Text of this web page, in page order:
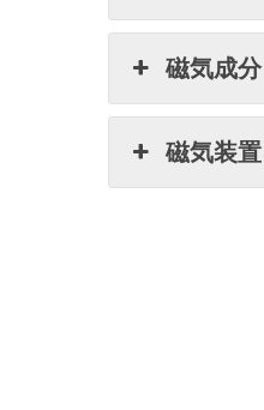
磁気成分
磁気装置